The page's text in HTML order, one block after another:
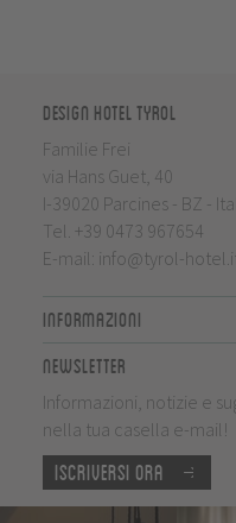
Design Hotel Tyrol
Familie Frei
via Hans Guet, 40
I-39020 Parcines - BZ -
Tel. +39 0473 967654
E-mail: info@tyrol-
Informazioni
Newsletter
Informazioni, notizie e
nella tua casella e-mail!
Iscriversi ora